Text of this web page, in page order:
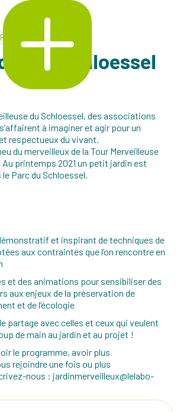
du Schloessel
du Schloessel, des associations
à imaginer et agir pour un
respectueux du vivant.
du merveilleux de la Tour Merveilleuse
Au printemps 2021 un petit jardin est
Parc du Schloessel.
et inspirant de techniques de
aux contraintes que l’on rencontre en
et des animations pour sensibiliser des
aux enjeux de la préservation de
et de l’écologie
partage avec celles et ceux qui veulent
de main au jardin et au projet !
le programme, avoir plus
rejoindre une fois ou plus
nous : jardinmerveilleux@lelabo-